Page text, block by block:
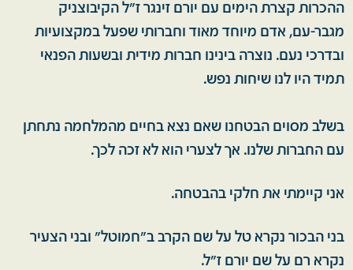
ההכרות קצרת הימים עם יורם זינגר ז"ל הקיבוצניק
מגבר-עם, אדם מיוחד מאוד וחברותי שפעל במקצועיות
ובדרכי נעם. נוצרה בינינו חברות מידית ובשעות הפנאי
תמיד היו לנו שיחות נפש.
בשלב מסוים הבטחנו שאם נצא בחיים מהמלחמה נתחתן
עם החברות שלנו. אך לצערי הוא לא זכה לכך.
אני קיימתי את חלקי בהבטחה.
בני הבכור נקרא טל על שם הקרב ב"חמוטל" ובני הצעיר
נקרא רם על שם יורם ז"ל.